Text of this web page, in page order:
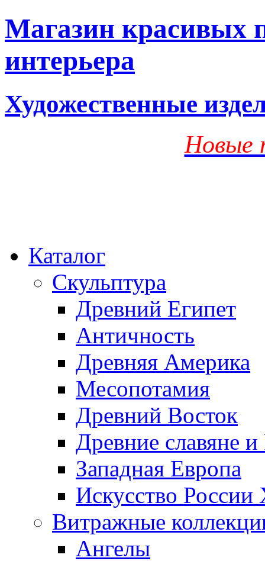
Магазин красивых
интерьера
Художественные
Новые
Каталог
Скульптура
Древний Египет
Античность
Древняя Америка
Месопотамия
Древний Восток
Древние славяне и
Западная Европа
Искусство
Витражные
Ангелы